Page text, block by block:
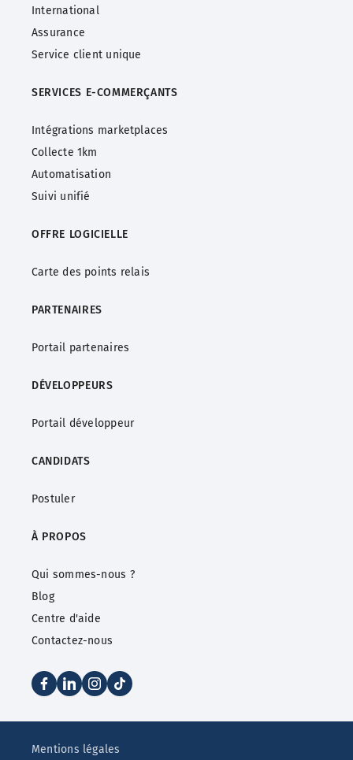
International
Assurance
Service client unique
SERVICES E-COMMERÇANTS
Intégrations marketplaces
Collecte 1km
Automatisation
Suivi unifié
OFFRE LOGICIELLE
Carte des points relais
PARTENAIRES
Portail partenaires
DÉVELOPPEURS
Portail développeur
CANDIDATS
Postuler
À PROPOS
Qui sommes-nous ?
Blog
Centre d'aide
Contactez-nous
Mentions légales